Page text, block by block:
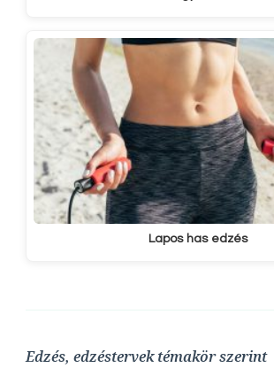
Lapos has edzés
Edzés, edzéstervek témakör szerint